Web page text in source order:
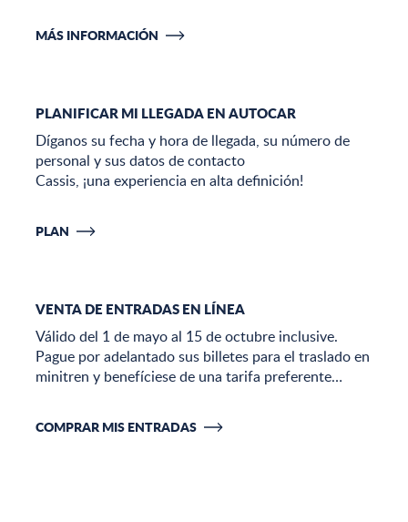
MÁS INFORMACIÓN
PLANIFICAR MI LLEGADA EN AUTOCAR
Díganos su fecha y hora de llegada, su número de
personal y sus datos de contacto
Cassis, ¡una experiencia en alta definición!
PLAN
VENTA DE ENTRADAS EN LÍNEA
Válido del 1 de mayo al 15 de octubre inclusive.
Pague por adelantado sus billetes para el traslado en
minitren y benefíciese de una tarifa preferente…
COMPRAR MIS ENTRADAS